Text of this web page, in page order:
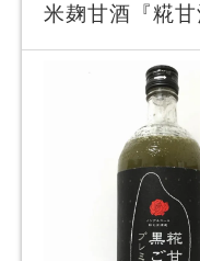
米麹甘酒『糀甘